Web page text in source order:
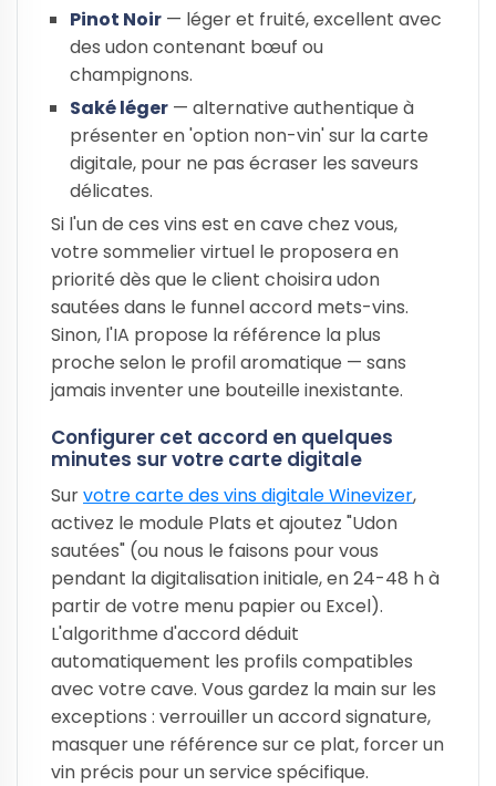
Pinot Noir — léger et fruité, excellent avec
des udon contenant bœuf ou
champignons.
Saké léger — alternative authentique à
présenter en 'option non-vin' sur la carte
digitale, pour ne pas écraser les saveurs
délicates.
Si l'un de ces vins est en cave chez vous,
votre sommelier virtuel le proposera en
priorité dès que le client choisira udon
sautées dans le funnel accord mets-vins.
Sinon, l'IA propose la référence la plus
proche selon le profil aromatique — sans
jamais inventer une bouteille inexistante.
Configurer cet accord en quelques
minutes sur votre carte digitale
Survotre carte des vins digitale Winevizer,
activez le module Plats et ajoutez "Udon
sautées" (ou nous le faisons pour vous
pendant la digitalisation initiale, en 24-48 h à
partir de votre menu papier ou Excel).
L'algorithme d'accord déduit
automatiquement les profils compatibles
avec votre cave. Vous gardez la main sur les
exceptions : verrouiller un accord signature,
masquer une référence sur ce plat, forcer un
vin précis pour un service spécifique.